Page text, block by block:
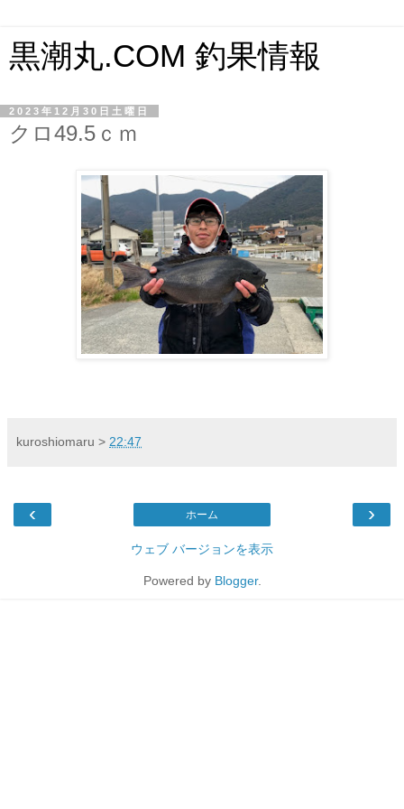
黒潮丸.COM 釣果情報
2023年12月30日土曜日
クロ49.5ｃｍ
kuroshiomaru > 22:47
‹ ›
ホーム
ウェブ バージョンを表示
Powered by Blogger.